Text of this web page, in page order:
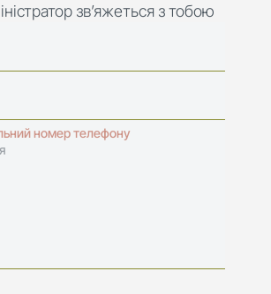
зв’яжеться з тобою
номер телефону